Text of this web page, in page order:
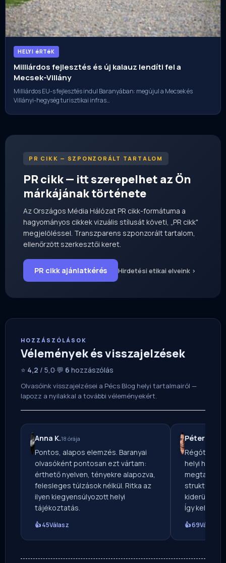
HELYI éRTéK
Milliárdos fejlesztés és új kalauz lendíti fel a
Mecsek-Villány
Milliárdos EU-s fejlesztés indul Baranyában: megújul a Mecsek és
Villányi-hegység turisztikai infras…
PR CIKK — SZPONZORÁLT TARTALOM
PR cikk — itt szerepelhet az Ön
márkájának története
Az Országos Média Hálózat PR cikk-formátuma a
hagyományos cikkek vizuális stílusát követi, „PR cikk"
megjelöléssel. Transzparens szponzorált tartalom,
ellenőrzött szerkesztői keret.
PR cikk ajánlatkérés Hirdetési etikai elveink ›
HOZZÁSZÓLÁSOK
Vélemények és visszajelzések
⭐ 4,2 / 5,0·💬 6 hozzászólás
Olvasóink visszajelzései a Pécs Blog helyi tartalmairól —
lapozz a nyilakkal a további véleményekért.
Anna K.18 órája
Pontos, alapos elemzés. Baranyai
olvasóként pontosan ezt vártam:
érthető nyelven, tényekre alapozva,
felesleges túlzások nélkül. Ritka az
ilyen kiegyensúlyozott helyi
tájékoztatás.
👍 45Válasz
Péter B.
Régóta
helyi
kiderül,
Így kellene
👍 69Válasz